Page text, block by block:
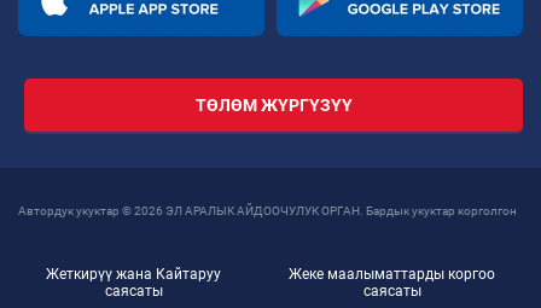
ТӨЛӨМ ЖҮРГҮЗҮҮ
Автордук укуктар © 2026 ЭЛ АРАЛЫК АЙДООЧУЛУК ОРГАН. Бардык укуктар корголгон
Жеткирүү жана Кайтаруу
саясаты
Жеке маалыматтарды коргоо
саясаты